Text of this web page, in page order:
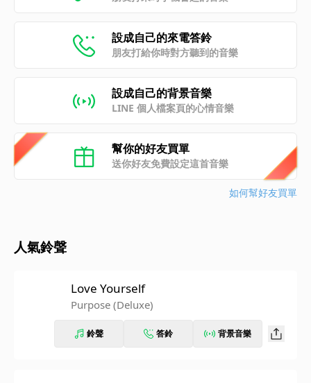
設成自己的來電答鈴
朋友打給你時對方聽到的音樂
設成自己的背景音樂
LINE 個人檔案頁的心情音樂
幫你的好友買單
送你好友免費設定這首音樂
如何幫好友買單
人氣鈴聲
Love Yourself
Purpose (Deluxe)
鈴聲 答鈴 背景音樂